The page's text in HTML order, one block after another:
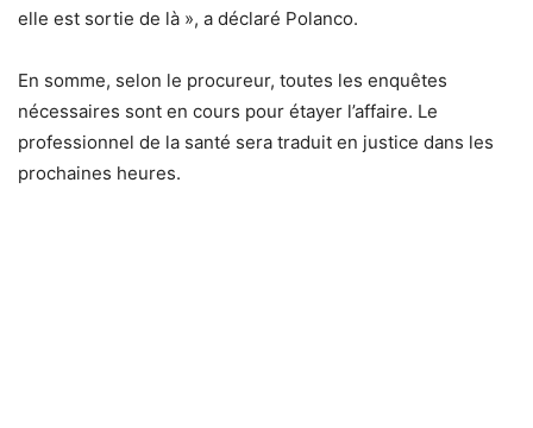
elle est sortie de là », a déclaré Polanco.
En somme, selon le procureur, toutes les enquêtes
nécessaires sont en cours pour étayer l’affaire. Le
professionnel de la santé sera traduit en justice dans les
prochaines heures.